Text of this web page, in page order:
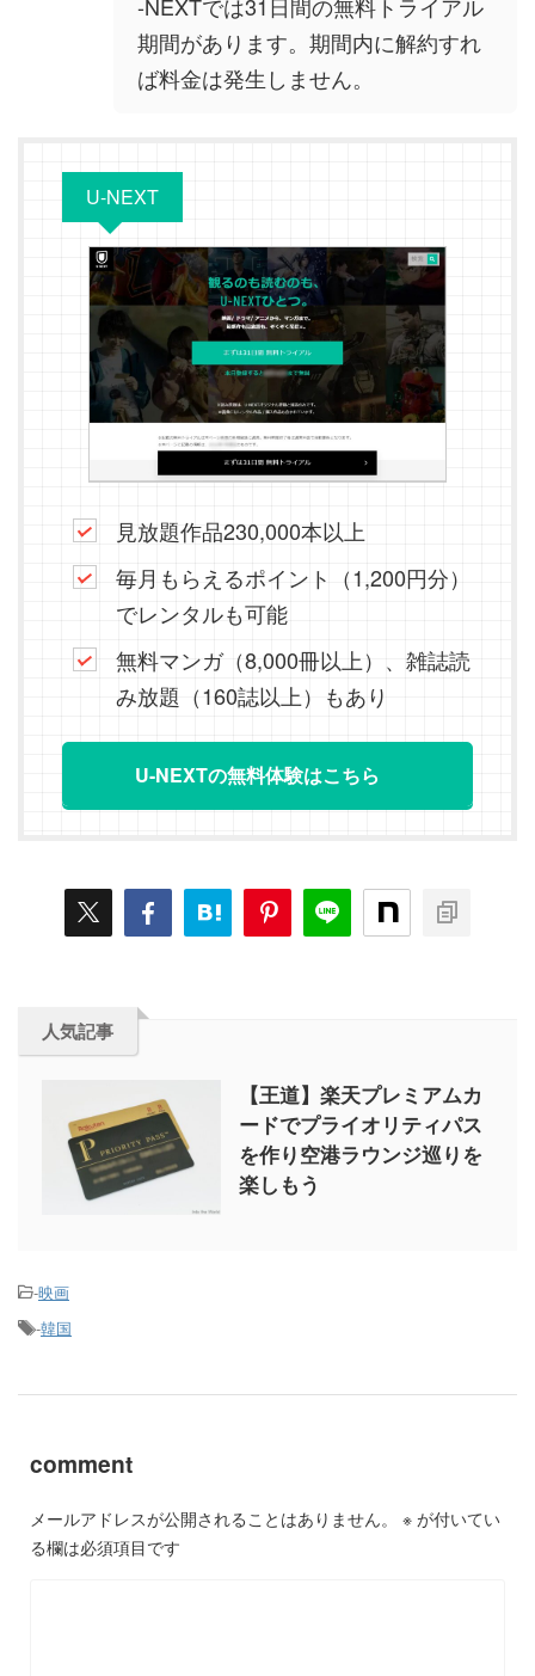
期間があります。期間内に解約すれ
ば料金は発生しません。
U-NEXT
見放題作品230,000本以上
毎月もらえるポイント（1,200円分）
でレンタルも可能
無料マンガ（8,000冊以上）、雑誌読
み放題（160誌以上）もあり
U-NEXTの無料体験はこちら
人気記事
【王道】楽天プレミアムカ
ードでプライオリティパス
を作り空港ラウンジ巡りを
楽しもう
-映画
-韓国
comment
メールアドレスが公開されることはありません。 ※ が付いてい
る欄は必須項目です